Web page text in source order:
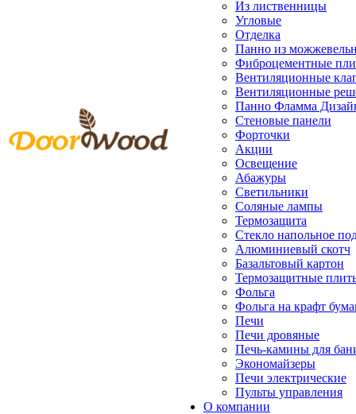
Из лиственницы
Угловые
Отделка
Панно из
Фиброцементные
Вентиляционные
Вентиляционные
Панно Фламма
Стеновые панели
Форточки
Акции
Освещение
Абажуры
Светильники
Соляные лампы
Термозащита
Стекло напольное
Алюминиевый скотч
Базальтовый картон
Термозащитные
Фольга
Фольга на крафт
Печи
Печи дровяные
Печь-камины для
Экономайзеры
Печи электрические
Пульты управления
О компании